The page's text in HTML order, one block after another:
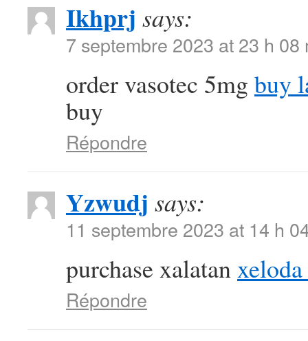
Ikhprj says:
7 septembre 2023 at 23 h 08
order vasotec 5mg buy
buy
Répondre
Yzwudj says:
11 septembre 2023 at 14 h
purchase xalatan
Répondre